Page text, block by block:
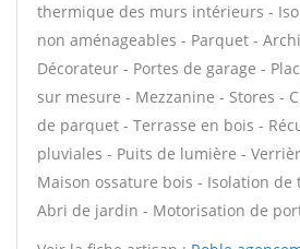
thermique des murs intérieurs -
non aménageables - Parquet -
Décorateur - Portes de garage -
sur mesure - Mezzanine - Stores -
de parquet - Terrasse en bois -
pluviales - Puits de lumière -
Maison ossature bois - Isolation de
Abri de jardin - Motorisation de